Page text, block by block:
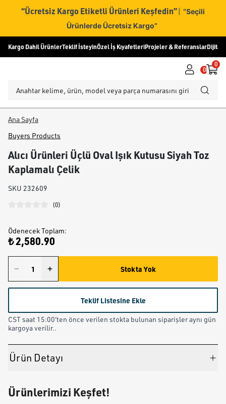
“Ücretsiz Kargo Etiketli Ürünleri Keşfedin” | “Seçili
Ürünlerde Ücretsiz Kargo”
Kargo Dahil ÜrünlerTeklif İsteyinÖzel İş KıyafetleriProjeler & ReferanslarDijital
0
0
Ana Sayfa
Buyers Products
Alıcı Ürünleri Üçlü Oval Işık Kutusu Siyah Toz
Kaplamalı Çelik
SKU 232609
(0)
Ödenecek Toplam:
₺ 2,580.90
Stokta Yok
Teklif Listesine Ekle
CST saat 15:00'ten önce verilen stokta bulunan siparişler aynı gün
kargoya verilir..
Ürün Detayı
Ürünlerimizi Keşfet!